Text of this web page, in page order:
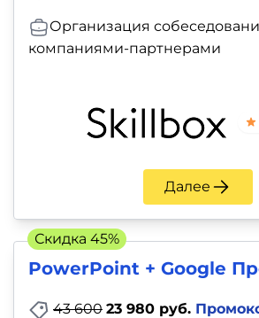
Организация
компаниями-партнерами
Далее
PowerPoint + Google
43 600 23 980 руб.
Скидка 45%